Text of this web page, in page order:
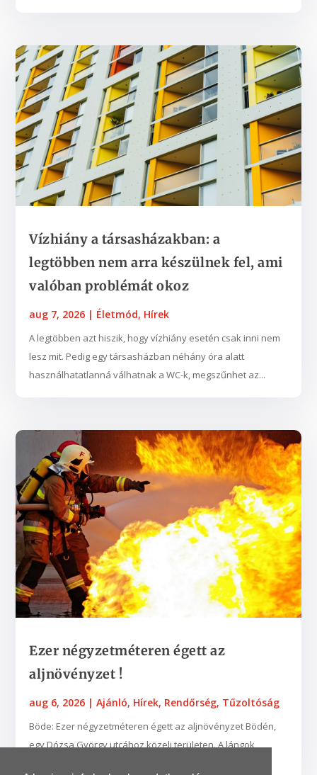
Vízhiány a társasházakban: a
legtöbben nem arra készülnek fel, ami
valóban problémát okoz
aug 7, 2026 | Életmód, Hírek
A legtöbben azt hiszik, hogy vízhiány esetén csak inni nem
lesz mit. Pedig egy társasházban néhány óra alatt
használhatatlanná válhatnak a WC-k, megszűnhet az...
Ezer négyzetméteren égett az
aljnövényzet !
aug 6, 2026 |Ajánló, Hírek, Rendőrség, Tűzoltóság
Böde: Ezer négyzetméteren égett az aljnövényzet Bödén,
egy Dózsa György utcához közeli területen. A lángok